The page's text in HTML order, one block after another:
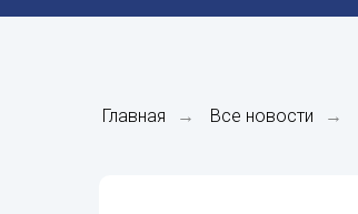
Главная → Все новости →